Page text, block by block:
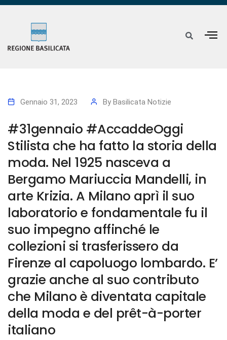
Gennaio 31, 2023 By Basilicata Notizie
#31gennaio #AccaddeOggi
Stilista che ha fatto la storia della
moda. Nel 1925 nasceva a
Bergamo Mariuccia Mandelli, in
arte Krizia. A Milano aprì il suo
laboratorio e fondamentale fu il
suo impegno affinché le
collezioni si trasferissero da
Firenze al capoluogo lombardo. E’
grazie anche al suo contributo
che Milano è diventata capitale
della moda e del prêt-à-porter
italiano